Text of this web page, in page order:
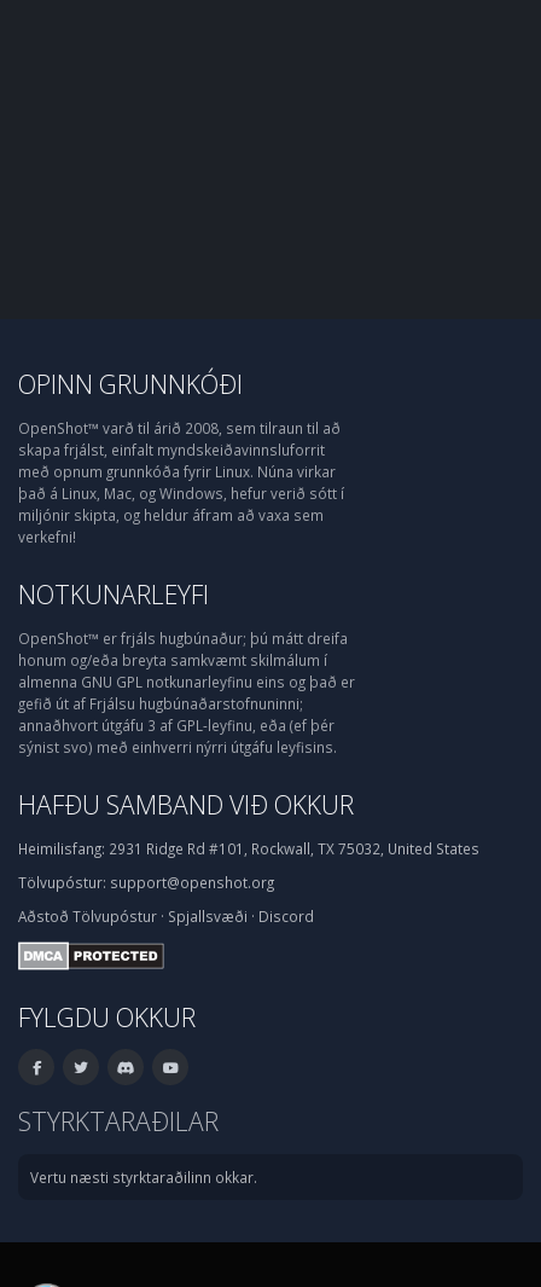
OPINN GRUNNKÓÐI
OpenShot™ varð til árið 2008, sem tilraun til að
skapa frjálst, einfalt myndskeiðavinnsluforrit
með opnum grunnkóða fyrir Linux. Núna virkar
það á Linux, Mac, og Windows, hefur verið sótt í
miljónir skipta, og heldur áfram að vaxa sem
verkefni!
NOTKUNARLEYFI
OpenShot™ er frjáls hugbúnaður; þú mátt dreifa
honum og/eða breyta samkvæmt skilmálum í
almenna GNU GPL notkunarleyfinu eins og það er
gefið út af Frjálsu hugbúnaðarstofnuninni;
annaðhvort útgáfu 3 af GPL-leyfinu, eða (ef þér
sýnist svo) með einhverri nýrri útgáfu leyfisins.
HAFÐU SAMBAND VIÐ OKKUR
Heimilisfang: 2931 Ridge Rd #101, Rockwall, TX 75032, United States
Tölvupóstur: support@openshot.org
Aðstoð Tölvupóstur · Spjallsvæði · Discord
FYLGDU OKKUR
STYRKTARAÐILAR
Vertu næsti styrktaraðilinn okkar.